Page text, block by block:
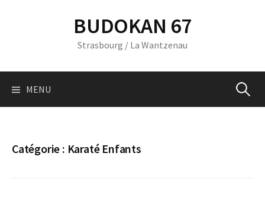
BUDOKAN 67
Strasbourg / La Wantzenau
MENU
Catégorie : Karaté Enfants